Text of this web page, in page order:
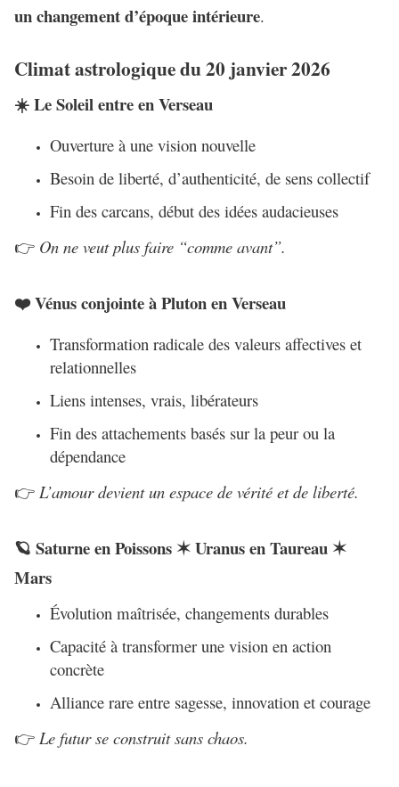
un changement d’époque intérieure.
Climat astrologique du 20 janvier 2026
☀️ Le Soleil entre en Verseau
Ouverture à une vision nouvelle
Besoin de liberté, d’authenticité, de sens collectif
Fin des carcans, début des idées audacieuses
👉 On ne veut plus faire “comme avant”.
❤️Vénus conjointe à Pluton en Verseau
Transformation radicale des valeurs affectives et
relationnelles
Liens intenses, vrais, libérateurs
Fin des attachements basés sur la peur ou la
dépendance
👉 L’amour devient un espace de vérité et de liberté.
🪐 Saturne en Poissons ✶ Uranus en Taureau ✶
Mars
Évolution maîtrisée, changements durables
Capacité à transformer une vision en action
concrète
Alliance rare entre sagesse, innovation et courage
👉 Le futur se construit sans chaos.